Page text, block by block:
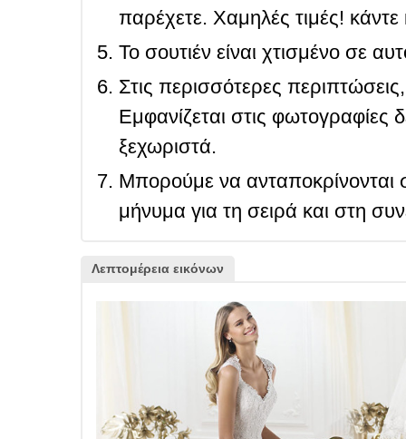
παρέχετε. Χαμηλές τιμές! κάντε
Το σουτιέν είναι χτισμένο σε
Στις περισσότερες
Εμφανίζεται στις φωτογραφίες
ξεχωριστά.
Μπορούμε να ανταποκρίνονται
μήνυμα για τη σειρά και στη
Λεπτομέρεια εικόνων